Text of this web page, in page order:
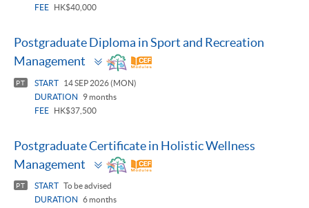
FEE HK$40,000
Postgraduate Diploma in Sport and Recreation
Management
Toggle
panel
PT START
14 SEP 2026 (MON)
DURATION
9 months
FEE
HK$37,500
Postgraduate Certificate in Holistic Wellness
Management
Toggle
panel
PT START To be advised
DURATION
6 months